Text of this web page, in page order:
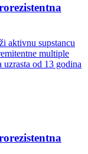
aktivnu supstancu
multiple
od 13 godina